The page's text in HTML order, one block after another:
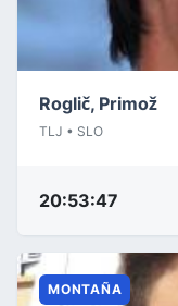
Roglič, Primož
TLJ • SLO
20:53:47
MONTAÑA